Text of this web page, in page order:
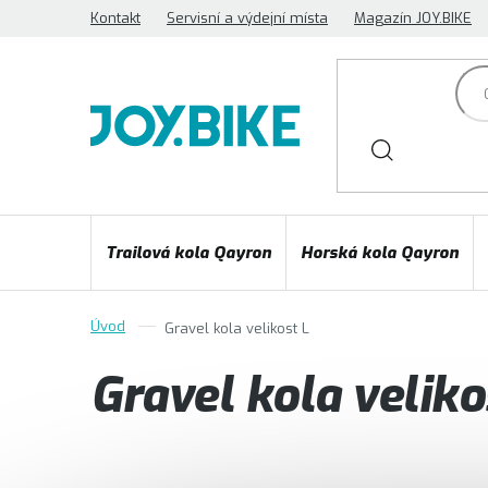
Kontakt Servisní a výdejní místa Magazín JOY.BIKE
Trailová kola Qayron Horská kola Qayron
Gravel kola velikost L
Gravel kola